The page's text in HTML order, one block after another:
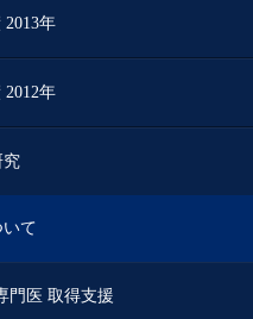
年
年
究
て
門医 取得支援